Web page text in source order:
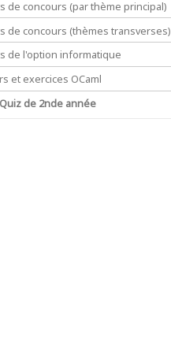
x^n\in I\}}
de concours (par thème principal)
de concours (thèmes transverses)
de l'option informatique
et exercices OCaml
de 2nde année